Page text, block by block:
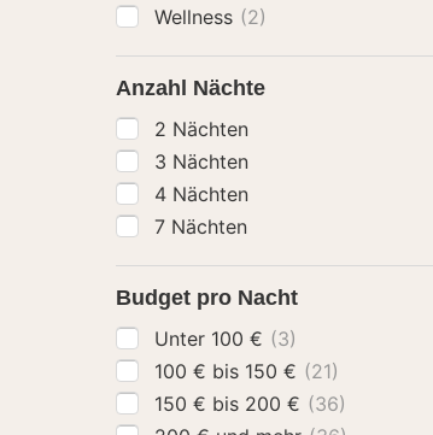
Wellness (2)
Anzahl Nächte
2 Nächten
3 Nächten
4 Nächten
7 Nächten
Budget pro Nacht
Unter 100 € (3)
100 € bis 150 € (21)
150 € bis 200 € (36)